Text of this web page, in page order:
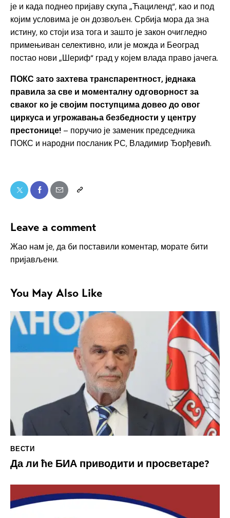
је и када поднео пријаву скупа „Ћациленд“, као и под
којим условима је он дозвољен. Србија мора да зна
истину, ко стоји иза тога и зашто је закон очигледно
примењиван селективно, или је можда и Београд
постао нови „Шериф“ град у којем влада право јачега.
ПОКС зато захтева транспарентност, једнака
правила за све и моменталну одговорност за
сваког ко је својим поступцима довео до овог
циркуса и угрожавања безбедности у центру
престонице! – поручио је заменик председника
ПОКС и народни посланик РС, Владимир Ђорђевић.
Leave a comment
Жао нам је, да би поставили коментар, морате бити
пријављени.
You May Also Like
ВЕСТИ
Да ли ће БИА приводити и просветаре?